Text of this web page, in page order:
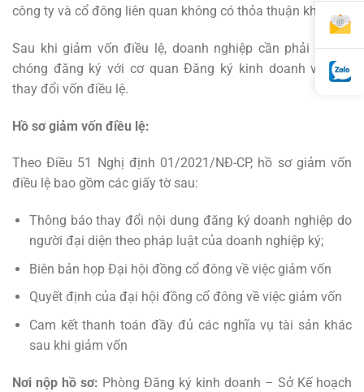
công ty và cổ đông liên quan không có thỏa thuận khác.
Sau khi giảm vốn điều lệ, doanh nghiệp cần phải nhanh
chóng đăng ký với cơ quan Đăng ký kinh doanh về việc
thay đổi vốn điều lệ.
Hồ sơ giảm vốn điều lệ:
Theo Điều 51 Nghị định 01/2021/NĐ-CP, hồ sơ giảm vốn
điều lệ bao gồm các giấy tờ sau:
Thông báo thay đổi nội dung đăng ký doanh nghiệp do
người đại diện theo pháp luật của doanh nghiệp ký;
Biên bản họp Đại hội đồng cổ đông về việc giảm vốn
Quyết định của đại hội đồng cổ đông về việc giảm vốn
Cam kết thanh toán đầy đủ các nghĩa vụ tài sản khác
sau khi giảm vốn
Nơi nộp hồ sơ: Phòng Đăng ký kinh doanh – Sở Kế hoạch